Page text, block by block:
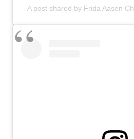
A post shared by Frida Aasen